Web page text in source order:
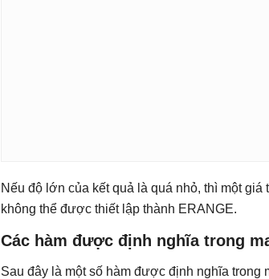
Nếu độ lớn của kết quả là quá nhỏ, thì một
không thể được thiết lập thành ERANGE.
Các hàm được định nghĩa trong
Sau đây là một số hàm được định nghĩa trong